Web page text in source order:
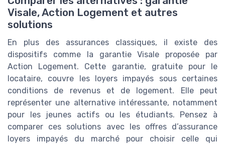
Visale, Action Logement et autres
solutions
En plus des assurances classiques, il existe des
dispositifs comme la garantie Visale proposée par
Action Logement. Cette garantie, gratuite pour le
locataire, couvre les loyers impayés sous certaines
conditions de revenus et de logement. Elle peut
représenter une alternative intéressante, notamment
pour les jeunes actifs ou les étudiants. Pensez à
comparer ces solutions avec les offres d’assurance
loyers impayés du marché pour choisir celle qui